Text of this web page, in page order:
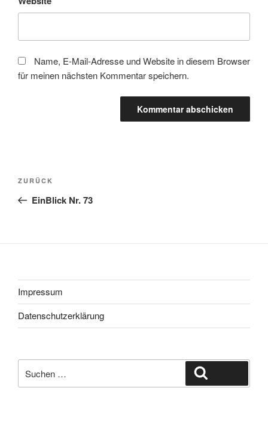
Name, E-Mail-Adresse und Website in diesem Browser
für meinen nächsten Kommentar speichern.
Beitragsnavigation
Vorheriger
Beitrag
ZURÜCK
EinBlick Nr. 73
Impressum
Datenschutzerklärung
nach: